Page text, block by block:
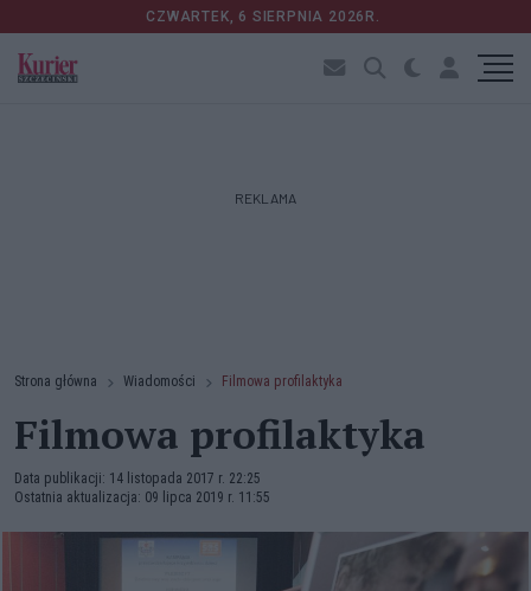
CZWARTEK, 6 SIERPNIA 2026R.
REKLAMA
Strona główna Wiadomości Filmowa profilaktyka
Filmowa profilaktyka
Data publikacji: 14 listopada 2017 r. 22:25
Ostatnia aktualizacja: 09 lipca 2019 r. 11:55